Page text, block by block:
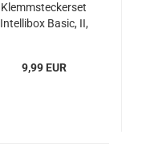
Klemmsteckerset
Intellibox Basic, II,
9,99 EUR